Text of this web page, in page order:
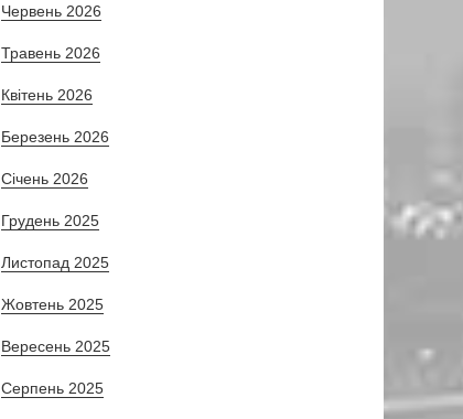
Червень 2026
Травень 2026
Квітень 2026
Березень 2026
Січень 2026
Грудень 2025
Листопад 2025
Жовтень 2025
Вересень 2025
Серпень 2025